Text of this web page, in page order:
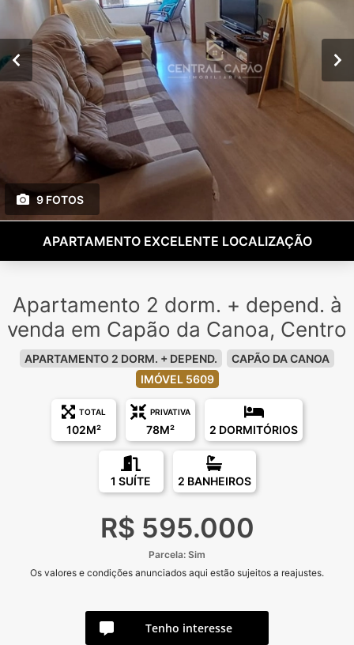
9 FOTOS
APARTAMENTO EXCELENTE LOCALIZAÇÃO
Apartamento 2 dorm. + depend. à
venda em Capão da Canoa, Centro
APARTAMENTO 2 DORM. + DEPEND.
CAPÃO DA CANOA
IMÓVEL 5609
TOTAL
102M²
PRIVATIVA
78M² 2 DORMITÓRIOS
1 SUÍTE 2 BANHEIROS
R$ 595.000
Parcela: Sim
Os valores e condições anunciados aqui estão sujeitos a reajustes.
Tenho interesse